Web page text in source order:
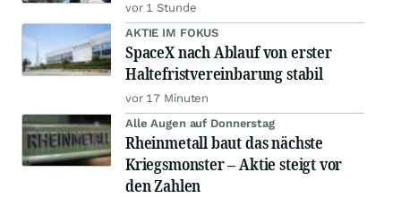
vor 1 Stunde
AKTIE IM FOKUS
SpaceX nach Ablauf von erster
Haltefristvereinbarung stabil
vor 17 Minuten
Alle Augen auf Donnerstag
Rheinmetall baut das nächste
Kriegsmonster – Aktie steigt vor
den Zahlen